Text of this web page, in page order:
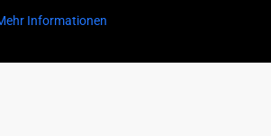
Informationen